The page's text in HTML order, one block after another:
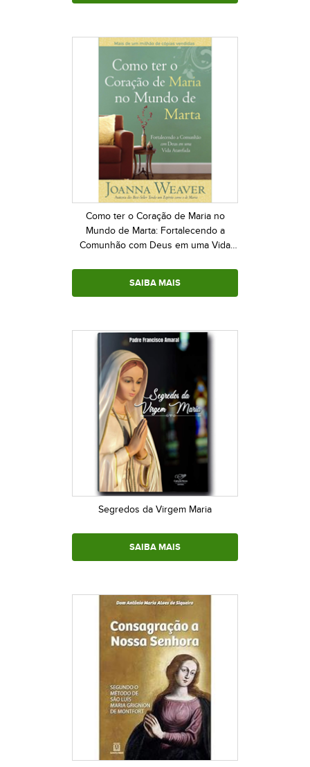
Como ter o Coração de Maria no
Mundo de Marta: Fortalecendo a
Comunhão com Deus em uma Vida
SAIBA MAIS
Segredos da Virgem Maria
SAIBA MAIS